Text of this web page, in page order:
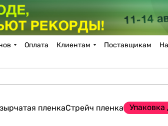
Оплата Клиентам Поставщикам
пленкаСтрейч пленка Упаковка